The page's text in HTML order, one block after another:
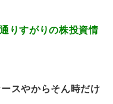
りすがりの株投資情
スやからそん時だけ